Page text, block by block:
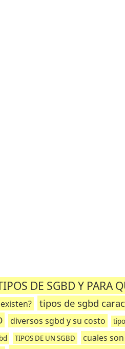
DE SGBD Y PARA
tipos de sgbd
diversos sgbd y su costo
TIPOS DE UN SGBD cuales